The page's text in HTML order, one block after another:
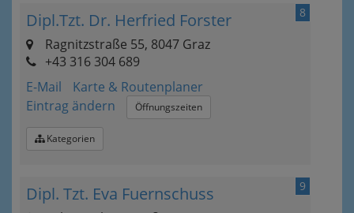
8
Dipl.Tzt. Dr. Herfried Forster
Ragnitzstraße 55, 8047 Graz
+43 316 304 689
E-Mail
Karte & Routenplaner
Eintrag ändern
Öffnungszeiten
Kategorien
9
Dipl. Tzt. Eva Fuernschuss